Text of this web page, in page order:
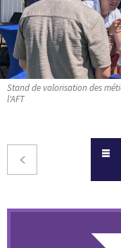
Stand de valorisation des
l'AFT